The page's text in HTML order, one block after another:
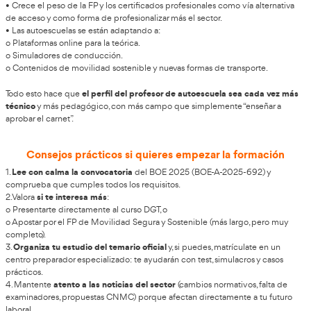
Ventajas y beneficios de la
Algunasventajas claras de ser profesor de autoescuela
• Alta empleabilidad: muchas autoescuelas compitiendo por
• Estabilidad: la demanda de carnets de conducir se
profesionales (camión, bus) incluso crecen.
directo en su seguridad futura.
• Posibilidad de crecer:
o Especializarte en teórica, pesada, motocicletas, CAP…
o Obtener el título de Director de Autoescuela y gestionar tu
• Compatibilidad: algunos profesores combinan el trabajo
proyectos, sobre todo cuando hacen más teórica que
Cambios y tendencias de futuro
En la actualidadse observan varias líneas de cambio: